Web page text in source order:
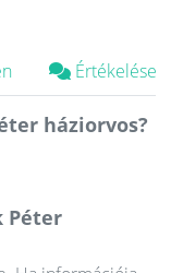
Értékelések
háziorvos?
Péter